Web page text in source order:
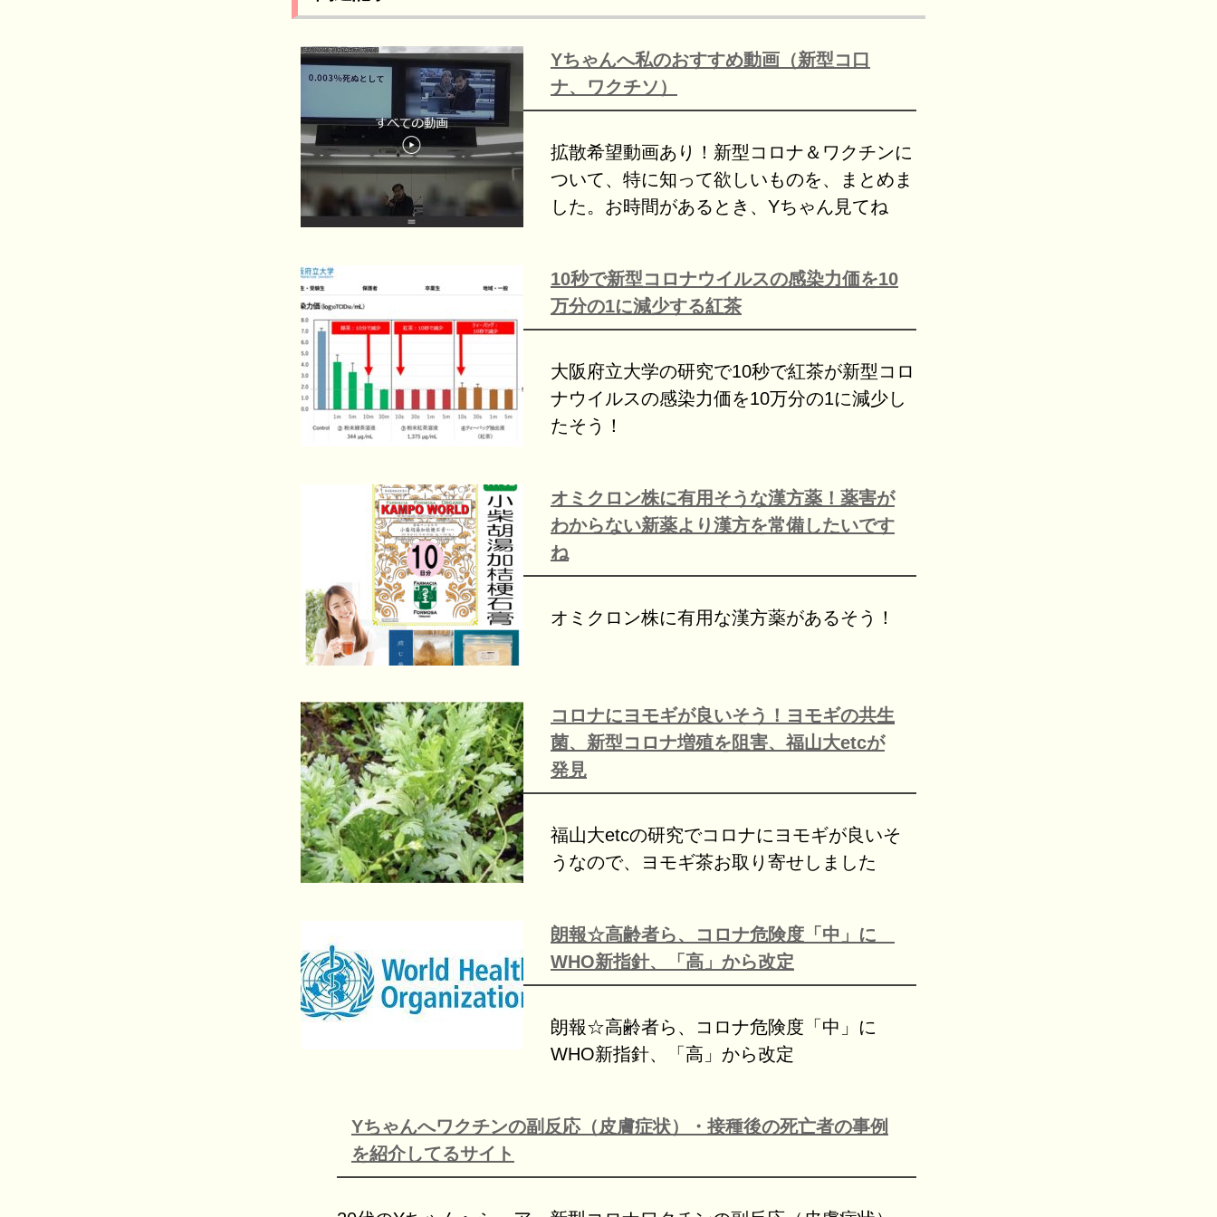
Yちゃんへ私のおすすめ動画（新型コ口
ナ、ワクチソ）
拡散希望動画あり！新型コロナ＆ワクチンに
ついて、特に知って欲しいものを、まとめま
した。お時間があるとき、Yちゃん見てね
10秒で新型コロナウイルスの感染力価を10
万分の1に減少する紅茶
大阪府立大学の研究で10秒で紅茶が新型コロ
ナウイルスの感染力価を10万分の1に減少し
たそう！
オミクロン株に有用そうな漢方薬！薬害が
わからない新薬より漢方を常備したいです
ね
オミクロン株に有用な漢方薬があるそう！
コロナにヨモギが良いそう！ヨモギの共生
菌、新型コロナ増殖を阻害、福山大etcが
発見
福山大etcの研究でコロナにヨモギが良いそ
うなので、ヨモギ茶お取り寄せしました
朗報☆高齢者ら、コロナ危険度「中」に
WHO新指針、「高」から改定
朗報☆高齢者ら、コロナ危険度「中」に
WHO新指針、「高」から改定
Yちゃんへワクチンの副反応（皮膚症状）・接種後の死亡者の事例
を紹介してるサイト